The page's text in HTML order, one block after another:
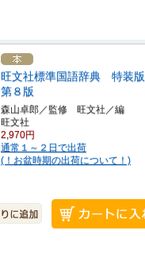
旺文社標準国語辞典 特装版
第８版
森山卓郎／監修 旺文社／編
旺文社
2,970円
通常１～２日で出荷
(！お盆時期の出荷について！)